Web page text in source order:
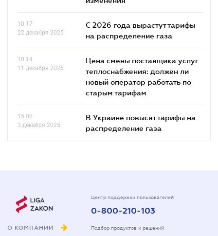
10.17
22 декабря 2025
С 2026 года вырастут тарифы
на распределение газа
10.14
11 декабря 2025
Цена смены поставщика услуг
теплоснабжения: должен ли
новый оператор работать по
старым тарифам
15.02
3 декабря 2025
В Украине повысят тарифы на
распределение газа
О КОМПАНИИ
Центр поддержки пользователей
0-800-210-103
Подбор продуктов и решений